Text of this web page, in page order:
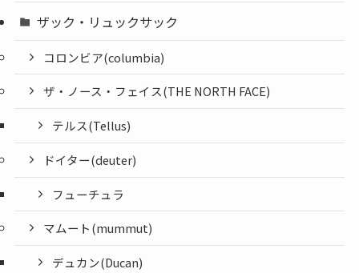
ザック・リュックサック
コロンビア(columbia)
ザ・ノース・フェイス(THE NORTH FACE)
テルス(Tellus)
ドイター(deuter)
フューチュラ
マムート(mummut)
デュカン(Ducan)